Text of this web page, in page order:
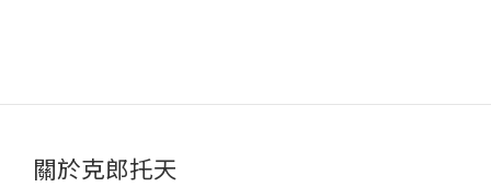
關於克郎托天